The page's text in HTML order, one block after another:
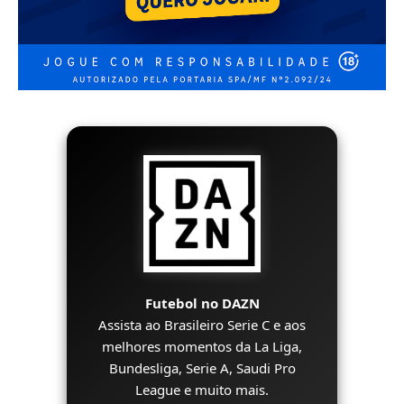
Futebol no DAZN
Assista ao Brasileiro Serie C e aos
melhores momentos da La Liga,
Bundesliga, Serie A, Saudi Pro
League e muito mais.